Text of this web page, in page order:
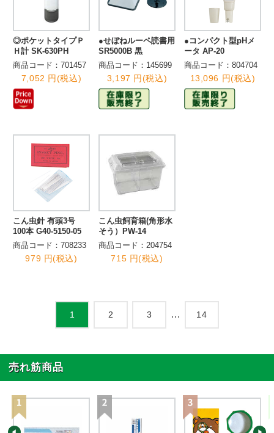
◎ポケットタイプＰ
Ｈ計 SK-630PH
商品コード：701457
7,052 円(税込)
●せぼねルーペ読書用
SR5000B 黒
商品コード：145699
3,197 円(税込)
●コンパクト型pHメ
ータ AP-20
商品コード：804704
13,096 円(税込)
こん虫針 有頭3号
100本 G40-5150-05
商品コード：708233
979 円(税込)
こん虫飼育箱(角形水
そう）PW-14
商品コード：204754
715 円(税込)
1 2 3 … 14
売れ筋商品